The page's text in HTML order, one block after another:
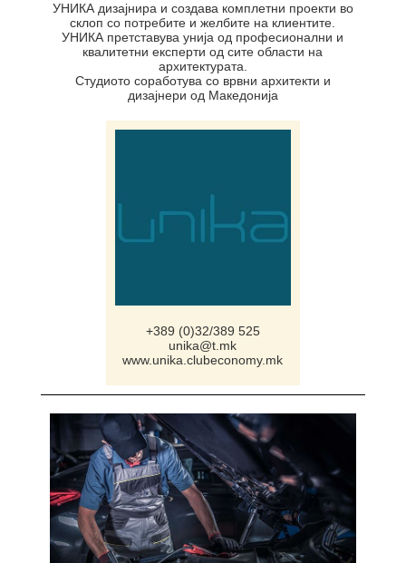
УНИКА дизајнира и создава комплетни проекти во
склоп со потребите и желбите на клиентите.
УНИКА претставува унија од професионални и
квалитетни експерти од сите области на
архитектурата.
Студиото соработува со врвни архитекти и
дизајнери од Македонија
+389 (0)32/389 525
unika@t.mk
www.unika.clubeconomy.mk